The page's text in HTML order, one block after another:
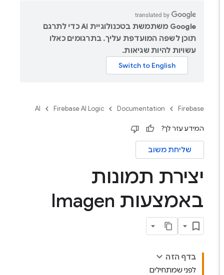
‫Google משתמשת בטכנולוגיית AI כדי לתרגם
תוכן לשפה המועדפת עליך. בתרגומים כאלו
עשויות להיות שגיאות.
Firebase
Documentation
Firebase AI Logic
המידע עזר לך?
שליחת משוב
יצירת תמונות
באמצעות Imagen
בדף הזה
לפני שמתחילים